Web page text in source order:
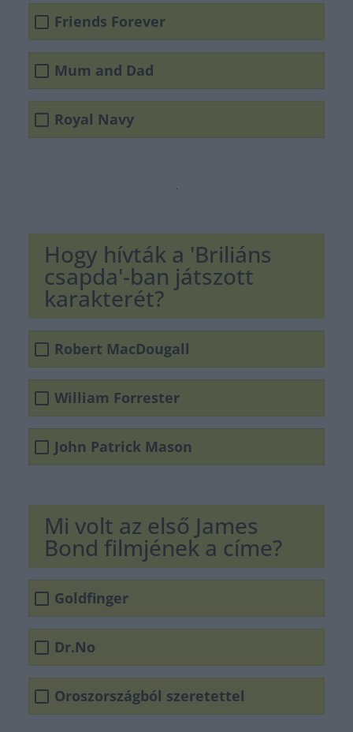
Friends Forever
Mum and Dad
Royal Navy
.
Hogy hívták a 'Briliáns
csapda'-ban játszott
karakterét?
Robert MacDougall
William Forrester
John Patrick Mason
Mi volt az első James
Bond filmjének a címe?
Goldfinger
Dr.No
Oroszországból szeretettel